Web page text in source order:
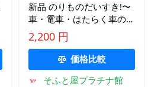
新品 のりものだいすき!〜
車・電車・はたらく車のう
た〜 キング・ベスト・セ
レクト・ライブラリー
2025 / オムニバス(CD)
KICW7214
2,200 円
価格比較
そふと屋プラチナ館